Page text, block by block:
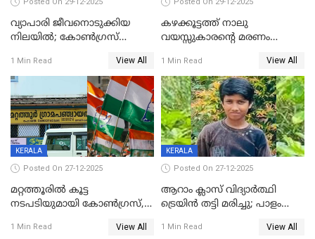
Posted On 29-12-2025
വ്യാപാരി ജീവനൊടുക്കിയ
നിലയില്‍; കോണ്‍ഗ്രസ്
മാനസികപീഡനമെന്ന് കുറിപ്പ്
1 Min Read View All
Posted On 29-12-2025
കഴക്കൂട്ടത്ത് നാലു
വയസ്സുകാരന്റെ മരണം
സുഹൃത്തും പൊലീസ്
കസ്റ്റഡിയിൽ
1 Min Read View All
KERALA
Posted On 27-12-2025
മറ്റത്തൂരിൽ കൂട്ട
നടപടിയുമായി കോണ്‍ഗ്രസ്,
എട്ട് പേര്‍ ഉള്‍പ്പെടെ
1 Min Read View All
KERALA
Posted On 27-12-2025
ആറാം ക്ലാസ് വിദ്യാർത്ഥി
ട്രെയിൻ തട്ടി മരിച്ചു; പാളം
അപകടം മലപ്പുറത്ത്
1 Min Read View All